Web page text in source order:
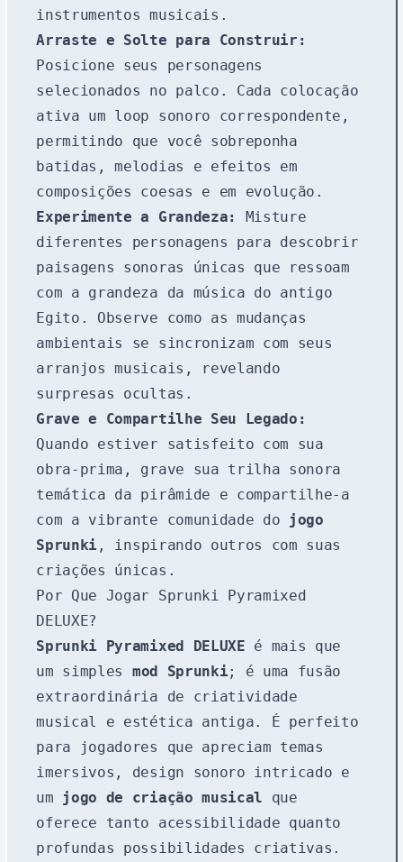
instrumentos musicais.
Arraste e Solte para Construir:
Posicione seus personagens
selecionados no palco. Cada colocação
ativa um loop sonoro correspondente,
permitindo que você sobreponha
batidas, melodias e efeitos em
composições coesas e em evolução.
Experimente a Grandeza:
Misture
diferentes personagens para descobrir
paisagens sonoras únicas que ressoam
com a grandeza da música do antigo
Egito. Observe como as mudanças
ambientais se sincronizam com seus
arranjos musicais, revelando
surpresas ocultas.
Grave e Compartilhe Seu Legado:
Quando estiver satisfeito com sua
obra-prima, grave sua trilha sonora
temática da pirâmide e compartilhe-a
com a vibrante comunidade do
jogo
Sprunki , inspirando outros com suas
criações únicas.
Por Que Jogar Sprunki Pyramixed
DELUXE?
Sprunki Pyramixed DELUXE é mais que
um simples mod Sprunki; é uma fusão
extraordinária de criatividade
musical e estética antiga. É perfeito
para jogadores que apreciam temas
imersivos, design sonoro intricado e
um jogo de criação musical que
oferece tanto acessibilidade quanto
profundas possibilidades criativas.